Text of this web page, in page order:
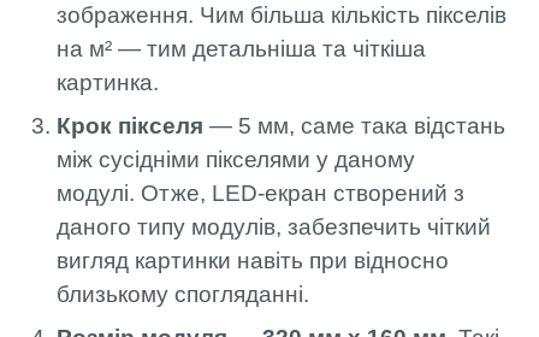
зображення. Чим більша кількість пікселів
на м² — тим детальніша та чіткіша
картинка.
Крок пікселя — 5 мм, саме така відстань
між сусідніми пікселями у даному
модулі. Отже, LED-екран створений з
даного типу модулів, забезпечить чіткий
вигляд картинки навіть при відносно
близькому спогляданні.